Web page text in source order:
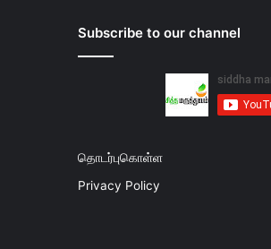
Subscribe to our channel
தொடர்புகொள்ள
Privacy Policy